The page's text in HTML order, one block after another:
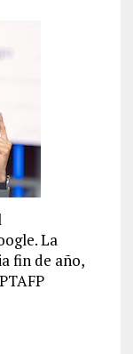
La
fin de año,